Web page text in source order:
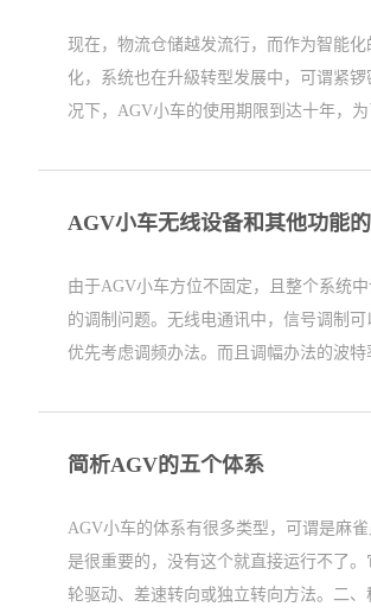
现在，物流仓储越发流行，而作为智能
化，系统也在升級转型发展中，可谓紧
况下，AGV小车的使用期限到达十年，
AGV小车无线设备和其他功能
由于AGV小车方位不固定，且整个系统
的调制问题。无线电通讯中，信号调制
优先考虑调频办法。而且调幅办法的波特
简析AGV的五个体系
AGV小车的体系有很多类型，可谓是麻
是很重要的，没有这个就直接运行不了
轮驱动、差速转向或独立转向方法。二、